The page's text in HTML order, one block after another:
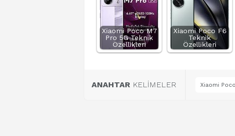
Xiaomi Poco M7
Pro 5G Teknik
Özellikleri
Xiaomi Poco F6
Teknik
Özellikleri
ANAHTAR KELİMELER Xiaomi